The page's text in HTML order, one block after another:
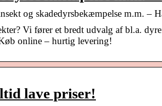
og skadedyrsbekæmpelse m.m. –
Vi fører et bredt udvalg af bl.a.
online – hurtig levering!
lave priser!